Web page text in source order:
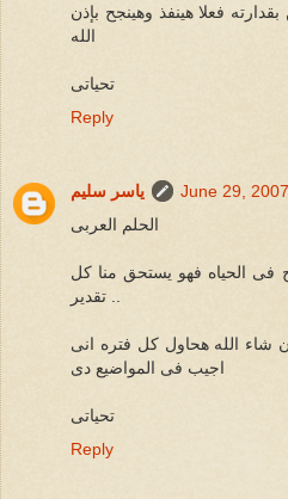
فعلا هينفذ وهينجح بإذن
الله
تحياتى
Reply
ياسر سليم
June 29,
الحلم العربى
فى الحياه فهو يستحق منا كل
شاء الله هحاول كل فتره انى
اجيب فى المواضيع دى
تحياتى
Reply